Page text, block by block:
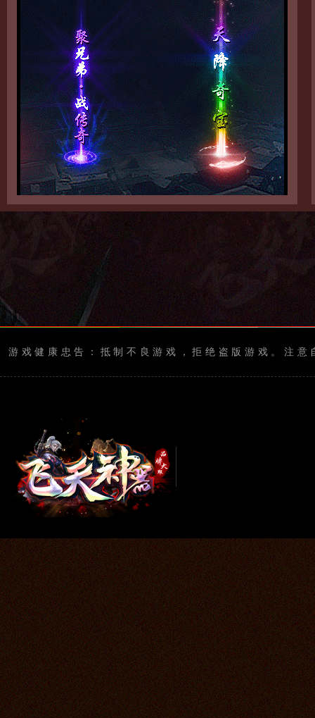
游戏健康忠告：抵制不良游戏，拒绝盗版游戏。注